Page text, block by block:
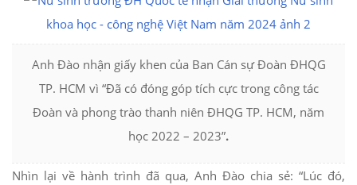
Anh Đào nhận giấy khen của Ban Cán sự Đoàn ĐHQG
TP. HCM vì “Đã có đóng góp tích cực trong công tác
Đoàn và phong trào thanh niên ĐHQG TP. HCM, năm
học 2022 – 2023”.
Nhìn lại về hành trình đã qua, Anh Đào chia sẻ: “Lúc đó,